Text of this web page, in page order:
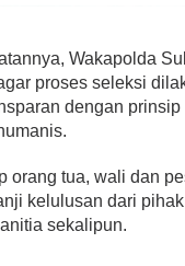
Wakapolda
proses seleksi
dengan prinsip
orang tua, wali dan
kelulusan dari
sekalipun.